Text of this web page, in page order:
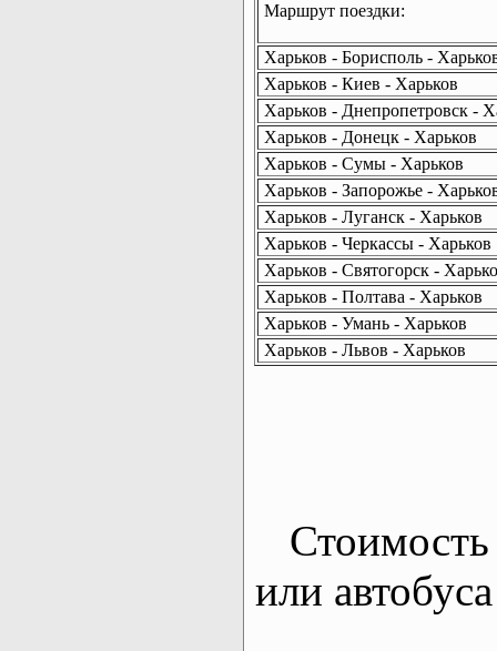
Маршрут поездки:
Харьков - Борисполь -
Харьков - Киев - Харьков
Харьков - Днепропетровск -
Харьков - Донецк - Харьков
Харьков - Сумы - Харьков
Харьков - Запорожье -
Харьков - Луганск - Харьков
Харьков - Черкассы - Харьков
Харьков - Святогорск -
Харьков - Полтава - Харьков
Харьков - Умань - Харьков
Харьков - Львов - Харьков
Стоимость
или